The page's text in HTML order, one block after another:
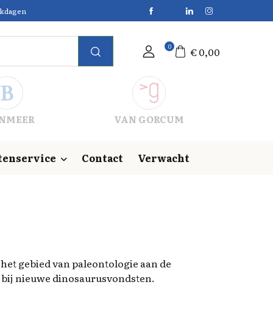
0 €0,00
VAN GORCUM
Contact Verwacht
gebied van paleontologie aan de
nieuwe dinosaurusvondsten.